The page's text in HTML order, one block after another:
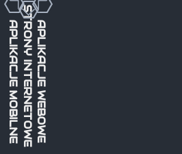
APLIKACJE MOBILNESTRONY INTERNETOWEAPLIKACJE WEBOWE